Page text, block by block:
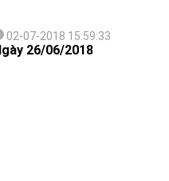
02-07-2018 15:59:33
26/06/2018